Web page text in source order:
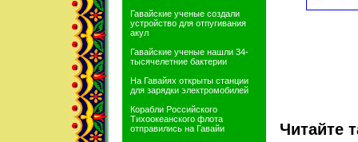
Гавайские ученые создали
устройство для отпугивания
акул
Гавайские ученые нашли 34-
тысячелетние бактерии
На Гавайях открыты станции
для зарядки электромобилей
Корабли Российского
Тихоокеанского флота
отправились на Гавайи
Читайте